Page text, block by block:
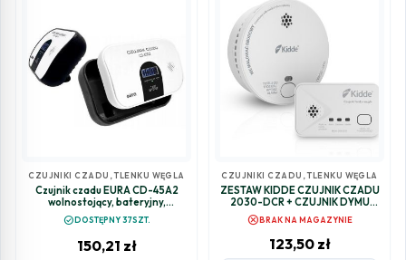
CZUJNIKI CZADU, TLENKU WĘGLA
Czujnik czadu EURA CD-45A2
wolnostojący, bateryjny,
wyswietlacz LCD
check_circleDOSTĘPNY 37SZT.
150,21 zł
CZUJNIKI CZADU, TLENKU WĘGLA
ZESTAW KIDDE CZUJNIK CZADU
2030-DCR + CZUJNIK DYMU
2030-DSR
cancelBRAK NA MAGAZYNIE
123,50 zł